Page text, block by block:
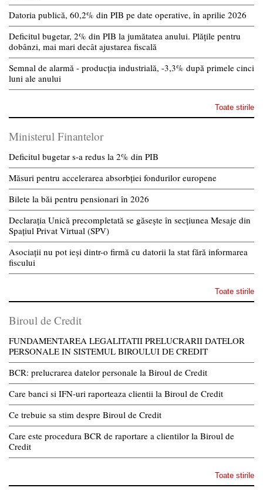
Datoria publică, 60,2% din PIB pe date operative, în aprilie 2026
Deficitul bugetar, 2% din PIB la jumătatea anului. Plățile pentru
dobânzi, mai mari decât ajustarea fiscală
Semnal de alarmă - producția industrială, -3,3% după primele cinci
luni ale anului
Toate stirile
Ministerul Finantelor
Deficitul bugetar s-a redus la 2% din PIB
Măsuri pentru accelerarea absorbției fondurilor europene
Bilete la băi pentru pensionari în 2026
Declarația Unică precompletată se găsește în secțiunea Mesaje din
Spațiul Privat Virtual (SPV)
Asociații nu pot ieși dintr-o firmă cu datorii la stat fără informarea
fiscului
Toate stirile
Biroul de Credit
FUNDAMENTAREA LEGALITATII PRELUCRARII DATELOR
PERSONALE IN SISTEMUL BIROULUI DE CREDIT
BCR: prelucrarea datelor personale la Biroul de Credit
Care banci si IFN-uri raporteaza clientii la Biroul de Credit
Ce trebuie sa stim despre Biroul de Credit
Care este procedura BCR de raportare a clientilor la Biroul de
Credit
Toate stirile